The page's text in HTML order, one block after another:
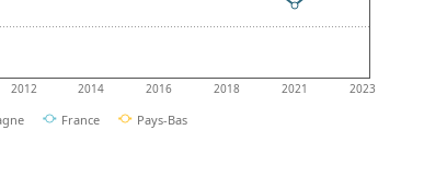
2012 2014 2016 2018 2021 2023
France Pays-Bas